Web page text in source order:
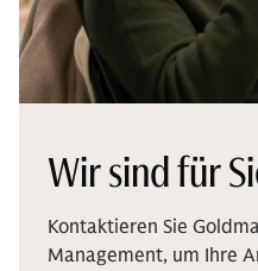
Wir sind für
Kontaktieren Sie
Management, um Ihre